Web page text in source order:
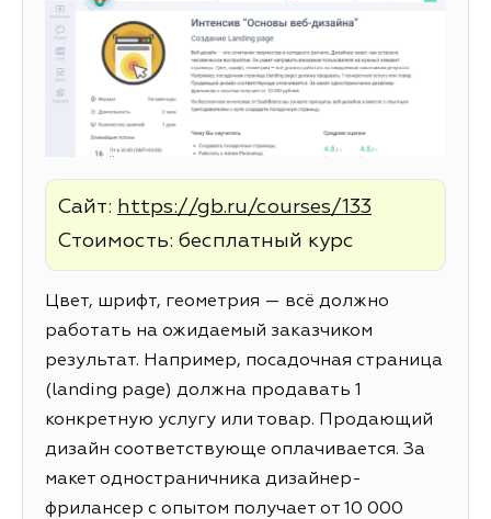
Сайт: https://gb.ru/courses/133
Стоимость: бесплатный курс
Цвет, шрифт, геометрия — всё должно
работать на ожидаемый заказчиком
результат. Например, посадочная страница
(landing page) должна продавать 1
конкретную услугу или товар. Продающий
дизайн соответствующе оплачивается. За
макет одностраничника дизайнер-
фрилансер с опытом получает от 10 000